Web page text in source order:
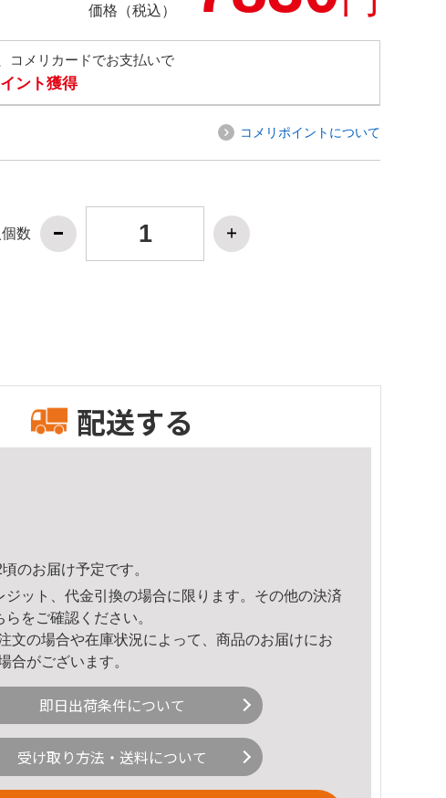
価格（税込）
コメリカードでお支払いで
ント獲得
コメリポイントについて
数
配送する
のお届け予定です。
ジット、代金引換の場合に限ります。その他の決済
ら をご確認ください。
文の場合や在庫状況によって、商品のお届けにお
合がございます。
即日出荷条件について
受け取り方法・送料について